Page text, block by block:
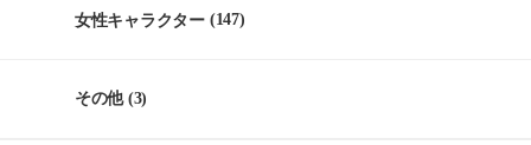
女性キャラクター (147)
その他(3)